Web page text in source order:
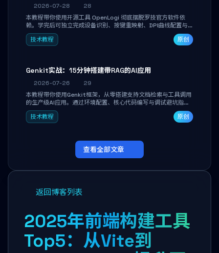
2026-07-28
28
本教程带你使用开源工具 OpenLogi 彻底摆脱罗技官方软件依
赖。学完后可独立完成设备识别、按键重映射、DPI曲线配置与
SmartShift调节，实现完全离线控制，保护隐私并释放硬件性
能。
技术教程 原创
Genkit实战：15分钟搭建带RAG的AI应用
2026-07-26
29
本教程带你使用Genkit框架，从零搭建支持文档检索与工具调用
的生产级AI应用。通过环境配置、核心代码编写与调试避坑指
南，学完即可掌握多模型切换、RAG管道构建及函数调用注册，
独立开发高效AI智能体。
技术教程 原创
查看全部文章
返回博客列表
2025年前端构建工具
Top5：从Vite到